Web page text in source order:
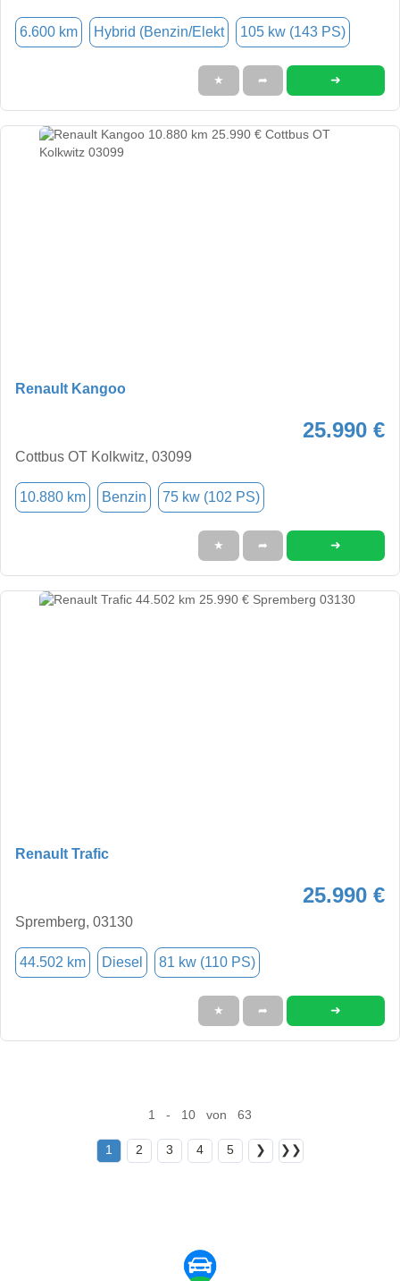
6.600 km Hybrid (Benzin/Elekt 105 kw (143 PS)
★ ➦ ➜
Renault Kangoo
25.990 €
Cottbus OT Kolkwitz, 03099
10.880 km Benzin 75 kw (102 PS)
★ ➦ ➜
Renault Trafic
25.990 €
Spremberg, 03130
44.502 km Diesel 81 kw (110 PS)
★ ➦ ➜
1 - 10 von 63
1 2 3 4 5 ❯ ❯❯